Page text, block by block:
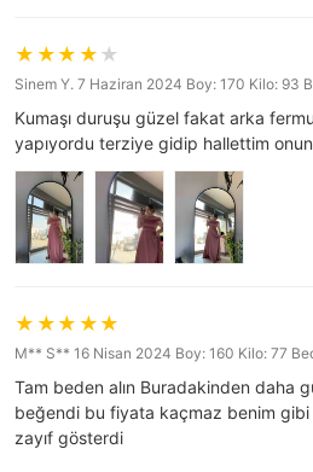
Sinem Y. 7 Haziran 2024 Boy: 170 Kilo: 93
Kumaşı duruşu güzel fakat arka
yapıyordu terziye gidip hallettim
M** S** 16 Nisan 2024 Boy: 160 Kilo: 77
Tam beden alın Buradakinden daha
beğendi bu fiyata kaçmaz benim gibi
zayıf gösterdi